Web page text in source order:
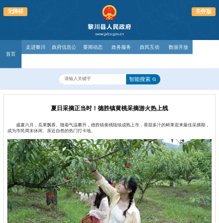
关怀版
无障碍
首页
走进黎川 政府信息公 要闻动态 政务服务 政民互动 数据开放
智能搜索
夏日采摘正当时！德胜镇黄桃采摘游火热上线
盛夏六月，瓜果飘香。随着气温攀升，德胜镇黄桃陆续成熟上市，香甜多汁的鲜果迎来最佳采摘期，
成为市民周末休闲、亲近自然的热门打卡地。